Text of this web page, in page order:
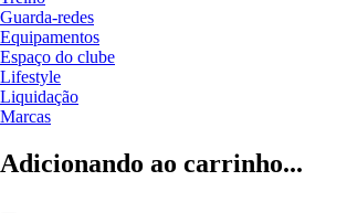
Guarda-redes
Equipamentos
Espaço do clube
Lifestyle
Liquidação
Marcas
Adicionando ao carrinho...